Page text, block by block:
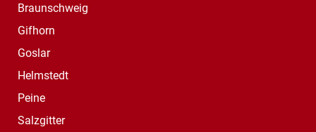
Braunschweig
Gifhorn
Goslar
Helmstedt
Peine
Salzgitter